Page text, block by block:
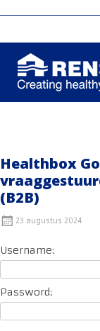
Healthbox
(B2B)
23 augustus 2024
Username:
Password: